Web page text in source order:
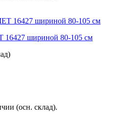
16427 шириной 80-105 см
(осн. склад).